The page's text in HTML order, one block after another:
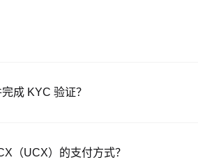
成 KYC 验证？
（UCX）的支付方式？